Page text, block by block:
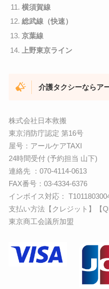
横須賀線
総武線（快速）
京葉線
上野東京ライン
介護タクシーならア
株式会社日本救搬
東京消防庁認定 第16号
屋号：アールケアTAXI
24時間受付 (予約担当 山下)
連絡先 ：070-4114-0613
FAX番号：03-4334-6376
インボイス対応：
支払い方法【クレジット】【
東京商工会議所加盟